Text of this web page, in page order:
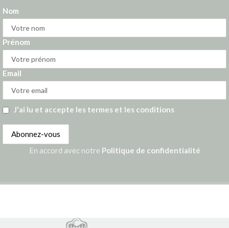
Nom
Prénom
Email
J'ai lu et accepte les termes et les conditions
En accord avec notre Politique de confidentialité